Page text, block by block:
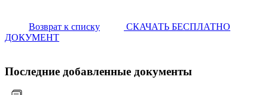
Возврат к списку
СКАЧАТЬ БЕСПЛАТНО
ДОКУМЕНТ
Последние добавленные документы